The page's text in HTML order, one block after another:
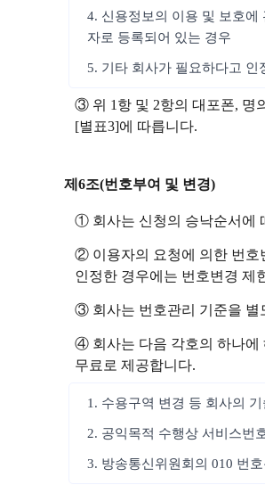
4. 신용정보의 이용 및 보호
자로 등록되어 있는 경우
5. 기타 회사가 필요하다고 인
③ 위 1항 및 2항의 대포폰, 명
[별표3]에 따릅니다.
제6조(번호부여 및 변경)
① 회사는 신청의 승낙순서에
② 이용자의 요청에 의한 번호
인정한 경우에는 번호변경 제
③ 회사는 번호관리 기준을 별
④ 회사는 다음 각호의 하나에
무료로 제공합니다.
1. 수용구역 변경 등 회사의
2. 공익목적 수행상 서비스번
3. 방송통신위원회의 010 번